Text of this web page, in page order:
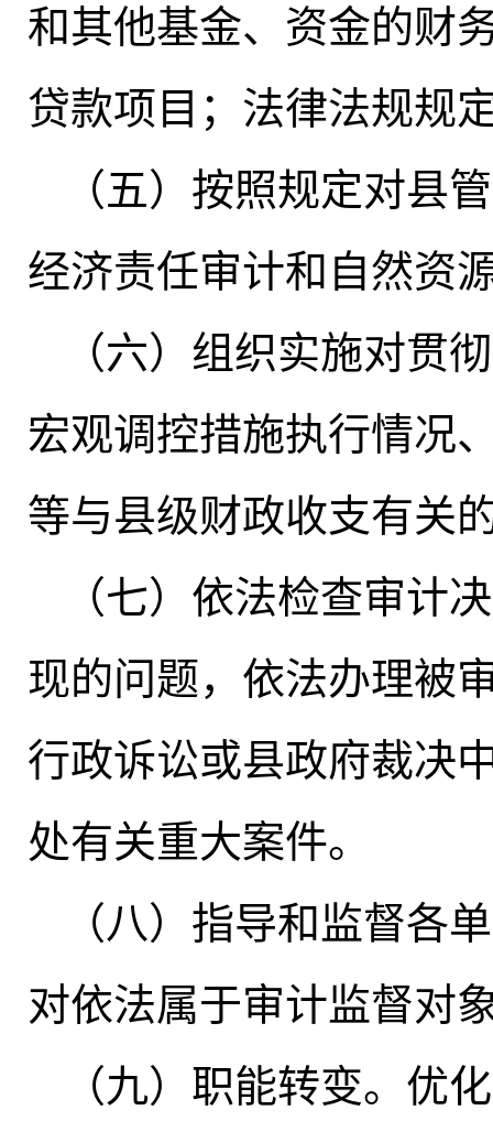
和其他基金、资金的财
贷款项目 ； 法律法规规
（五）按照规定对县
经济责任审计和自然资
（六）组织实施对贯
宏观调控措施执行情况
等与县级财政收支有关
（七）依法检查审计
现的问题，依法办理被
行政诉讼或县政府裁决
处有关重大案件。
（八）指导和监督各
对依法属于审计监督对
（九）职能转变。 优